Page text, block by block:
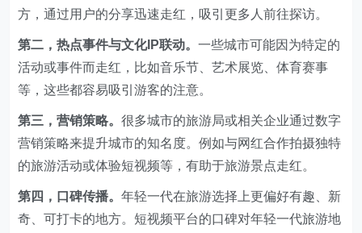
方，通过用户的分享迅速走红，吸引更多人前往探访。
第二，热点事件与文化IP联动。一些城市可能因为特定的
活动或事件而走红，比如音乐节、艺术展览、体育赛事
等，这些都容易吸引游客的注意。
第三，营销策略。很多城市的旅游局或相关企业通过数字
营销策略来提升城市的知名度。例如与网红合作拍摄独特
的旅游活动或体验短视频等，有助于旅游景点走红。
第四，口碑传播。年轻一代在旅游选择上更偏好有趣、新
奇、可打卡的地方。短视频平台的口碑对年轻一代旅游地